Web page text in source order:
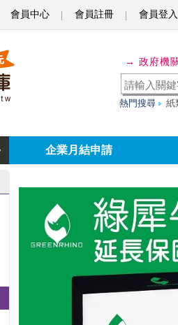
會員中心 會員註冊 會員登入
→ 政府機
熱門搜尋 紙
企業月結申請